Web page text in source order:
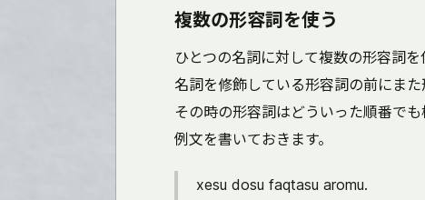
複数の形容詞を使う
ひとつの名詞に対して複数の形容詞を
名詞を修飾している形容詞の前にまた
その時の形容詞はどういった順番でも
例文を書いておきます。
xesu dosu faqtasu aromu.